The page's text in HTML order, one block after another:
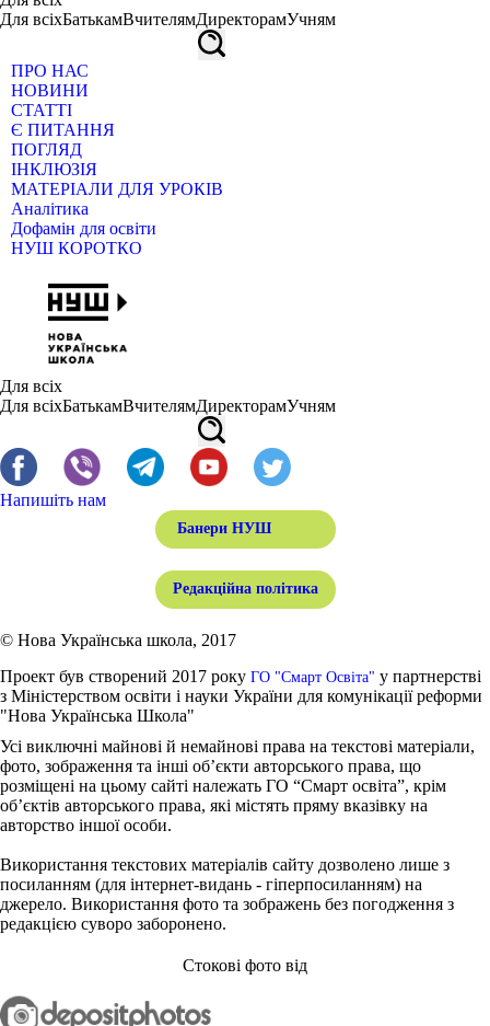
Для всіхБатькамВчителямДиректорамУчням
ПРО НАС
НОВИНИ
СТАТТІ
Є ПИТАННЯ
ПОГЛЯД
ІНКЛЮЗІЯ
МАТЕРІАЛИ ДЛЯ УРОКІВ
Аналітика
Дофамін для освіти
НУШ КОРОТКО
Для всіх
Для всіхБатькамВчителямДиректорамУчням
Напишіть нам
Банери НУШ
Редакційна політика
© Нова Українська школа, 2017
Проект був створений 2017 року ГО "Смарт Освіта" у партнерстві
з Міністерством освіти і науки України для комунікації реформи
"Нова Українська Школа"
Усі виключні майнові й немайнові права на текстові матеріали,
фото, зображення та інші об’єкти авторського права, що
розміщені на цьому сайті належать ГО “Смарт освіта”, крім
об’єктів авторського права, які містять пряму вказівку на
авторство іншої особи.
Використання текстових матеріалів сайту дозволено лише з
посиланням (для інтернет-видань - гіперпосиланням) на
джерело. Використання фото та зображень без погодження з
редакцією суворо заборонено.
Стокові фото від